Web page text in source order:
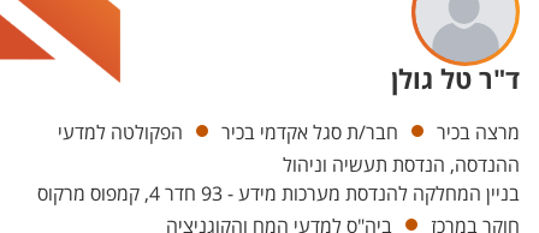
ד"ר טל גולן
יחידות
מרצה בכיר חבר/ת סגל אקדמי בכיר
הפקולטה למדעי
ההנדסה, הנדסת תעשיה וניהול
בניין המחלקה להנדסת מערכות מידע - 93 חדר 4, קמפוס מרקוס
חוקר במרכז
ביה"ס למדעי המח והקוגניציה